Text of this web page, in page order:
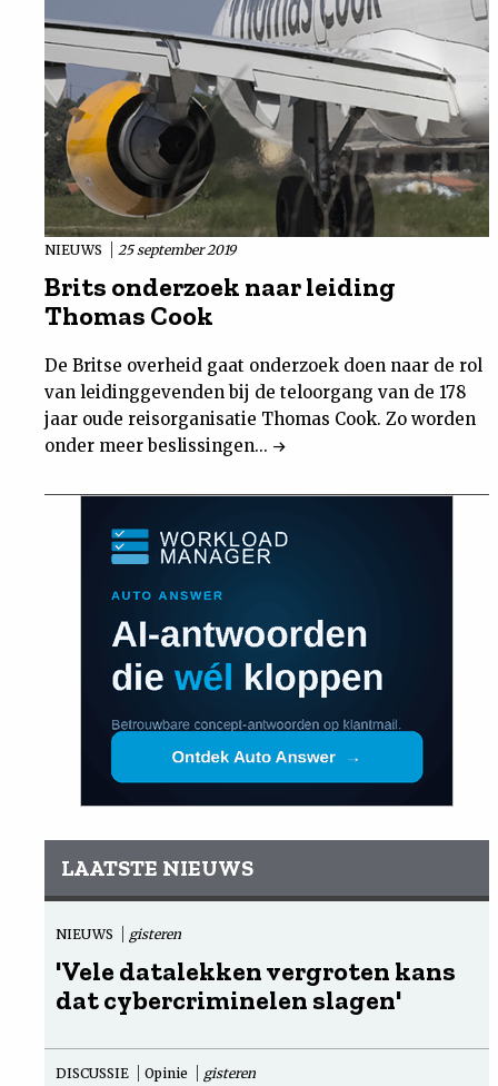
NIEUWS 25 september 2019
Brits onderzoek naar leiding
Thomas Cook
De Britse overheid gaat onderzoek doen naar de rol
van leidinggevenden bij de teloorgang van de 178
jaar oude reisorganisatie Thomas Cook. Zo worden
onder meer beslissingen...
LAATSTE NIEUWS
NIEUWS gisteren
'Vele datalekken vergroten kans
dat cybercriminelen slagen'
DISCUSSIE Opinie gisteren